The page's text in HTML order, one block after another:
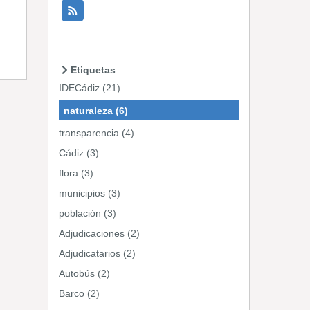
Etiquetas
IDECádiz (21)
naturaleza (6)
transparencia (4)
Cádiz (3)
flora (3)
municipios (3)
población (3)
Adjudicaciones (2)
Adjudicatarios (2)
Autobús (2)
Barco (2)